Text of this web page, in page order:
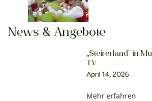
News & Angebote
„Steirerland“ in
TV
April 14, 2026
Mehr erfahren